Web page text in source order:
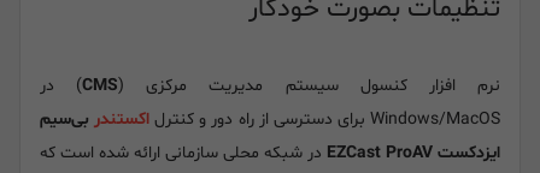
تنظیمات بصورت خودکار
نرم افزار کنسول سیستم مدیریت مرکزی (CMS) در
Windows/MacOS برای دسترسی از راه دور و کنترل
اکستندربی‌سیم
ایزدکست EZCast ProAV
در شبکه محلی سازمانی ارائه شده است که